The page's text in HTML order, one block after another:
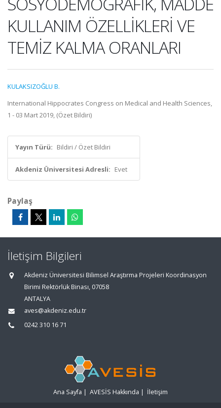
KULLANIM ÖZELLİKLERİ VE
TEMİZ KALMA ORANLARI
KULAKSIZOĞLU B.
International Hippocrates Congress on Medical and Health Sciences,
1 - 03 Mart 2019, (Özet Bildiri)
Yayın Türü: Bildiri / Özet Bildiri
Akdeniz Üniversitesi Adresli: Evet
Paylaş
İletişim Bilgileri
Akdeniz Üniversitesi Bilimsel Araştırma Projeleri Koordinasyon
Birimi Rektörlük Binası, 07058
ANTALYA
aves@akdeniz.edu.tr
0242 310 16 71
Ana Sayfa | AVESİS Hakkında | İletişim